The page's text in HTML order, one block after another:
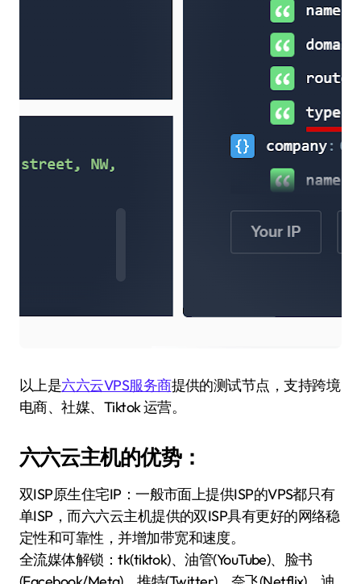
以上是六六云VPS服务商提供的测试节点，支持跨境
电商、社媒、Tiktok 运营。
六六云主机的优势：
双ISP原生住宅IP：一般市面上提供ISP的VPS都只有
单ISP，而六六云主机提供的双ISP具有更好的网络稳
定性和可靠性，并增加带宽和速度。
全流媒体解锁：tk(tiktok)、油管(YouTube)、脸书